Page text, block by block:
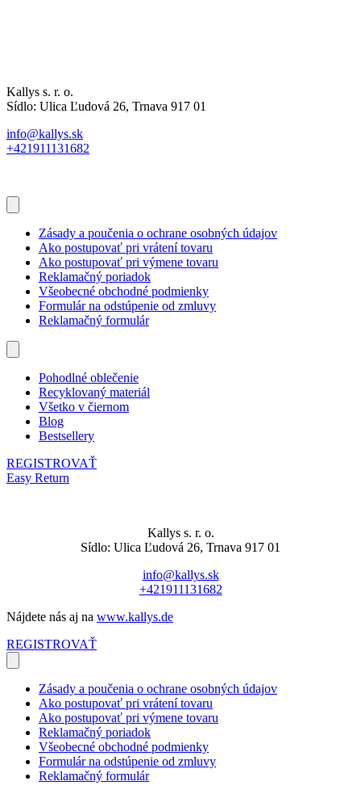
Kallys s. r. o.
Sídlo: Ulica Ľudová 26, Trnava 917 01
info@kallys.sk
+421911131682
Zásady a poučenia o ochrane osobných údajov
Ako postupovať pri vrátení tovaru
Ako postupovať pri výmene tovaru
Reklamačný poriadok
Všeobecné obchodné podmienky
Formulár na odstúpenie od zmluvy
Reklamačný formulár
Pohodlné oblečenie
Recyklovaný materiál
Všetko v čiernom
Blog
Bestsellery
REGISTROVAŤ
Easy Return
Kallys s. r. o.
Sídlo: Ulica Ľudová 26, Trnava 917 01
info@kallys.sk
+421911131682
Nájdete nás aj na www.kallys.de
REGISTROVAŤ
Zásady a poučenia o ochrane osobných údajov
Ako postupovať pri vrátení tovaru
Ako postupovať pri výmene tovaru
Reklamačný poriadok
Všeobecné obchodné podmienky
Formulár na odstúpenie od zmluvy
Reklamačný formulár